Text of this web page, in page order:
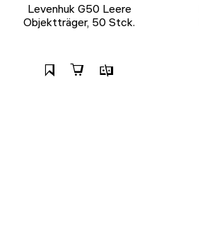
Levenhuk G50 Leere
Objektträger, 50 Stck.